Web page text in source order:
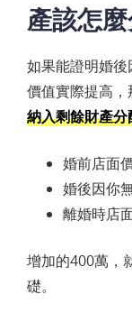
產該怎麼
如果能證明婚
價值實際提高，
納入剩餘財產分
婚前店面
婚後因你
離婚時店
增加的400萬，
礎。